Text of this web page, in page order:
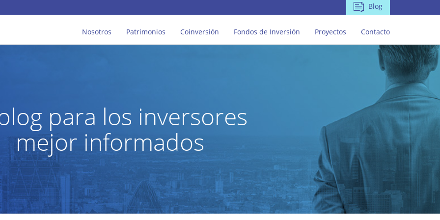
Blog
Proyectos Contacto
Nosotros Patrimonios Coinversión Fondos de Inversión
para los inversores
mejor informados